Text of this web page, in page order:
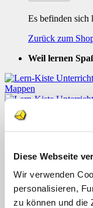
Diese Webseite
Wir verwenden
personalisieren,
zu können und die
Es befinden sich
Zurück zum
Weil lernen
Menü
Über uns
Info
News
Track
Bestellnummer ein
Bestellnummer steht
Bestätigungsmail, die